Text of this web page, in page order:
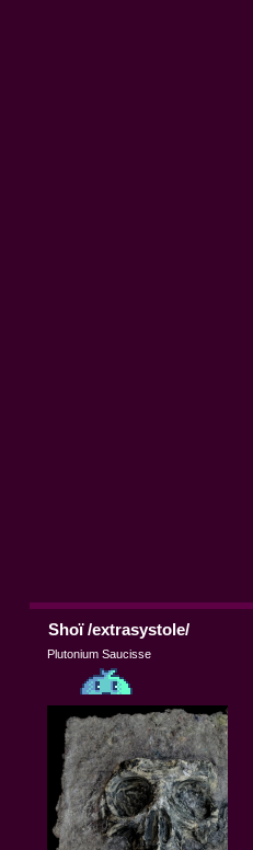
Shoï /extrasystole/
Plutonium Saucisse